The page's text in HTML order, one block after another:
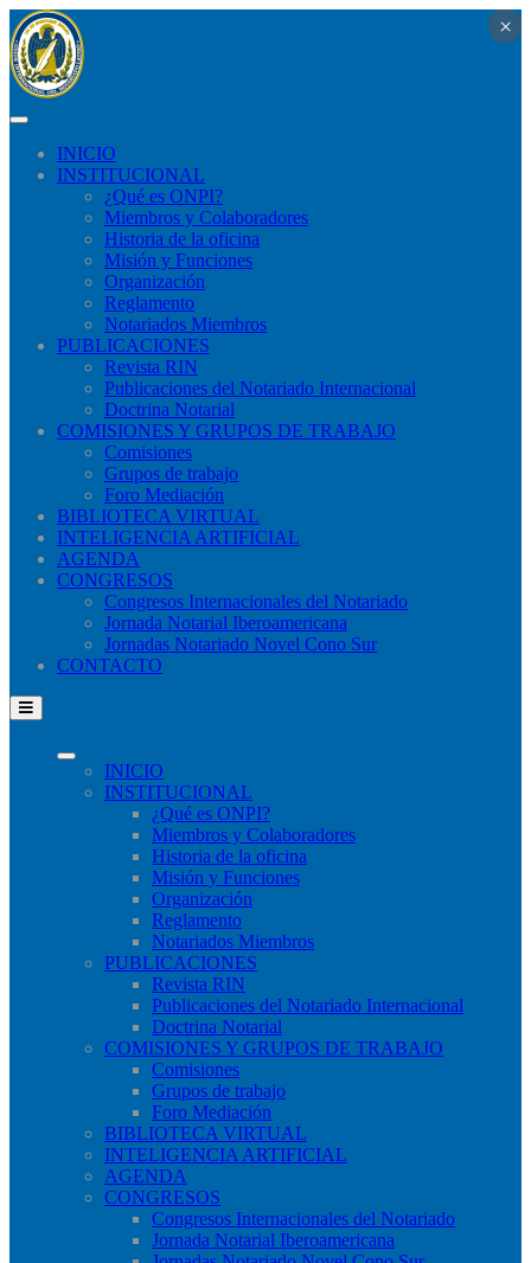
INICIO
INSTITUCIONAL
¿Qué​ es ONPI?
Miembros y Colaboradores
Historia de la oficina
Misión y Funciones
Organización
Reglamento
Notariados Miembros
PUBLICACIONES
Revista RIN
Publicaciones del Notariado Internacional
Doctrina Notarial
COMISIONES Y GRUPOS DE TRABAJO
Comisiones
Grupos de trabajo
Foro Mediación
BIBLIOTECA VIRTUAL
INTELIGENCIA ARTIFICIAL
AGENDA
CONGRESOS
Congresos Internacionales del Notariado
Jornada Notarial Iberoamericana
Jornadas Notariado Novel Cono Sur
CONTACTO
INICIO
INSTITUCIONAL
¿Qué​ es ONPI?
Miembros y Colaboradores
Historia de la oficina
Misión y Funciones
Organización
Reglamento
Notariados Miembros
PUBLICACIONES
Revista RIN
Publicaciones del Notariado Internacional
Doctrina Notarial
COMISIONES Y GRUPOS DE TRABAJO
Comisiones
Grupos de trabajo
Foro Mediación
BIBLIOTECA VIRTUAL
INTELIGENCIA ARTIFICIAL
AGENDA
CONGRESOS
Congresos Internacionales del Notariado
Jornada Notarial Iberoamericana
×
×
×
×
×
×
×
×
×
×
×
×
×
×
×
×
×
×
×
×
×
×
×
×
×
×
×
×
×
×
×
×
×
×
×
×
×
×
×
×
×
×
×
×
×
×
×
×
×
×
×
×
×
×
×
×
×
×
×
×
×
×
×
×
×
×
×
×
×
×
×
×
×
×
×
×
×
×
×
×
×
×
×
×
×
×
×
×
×
×
×
×